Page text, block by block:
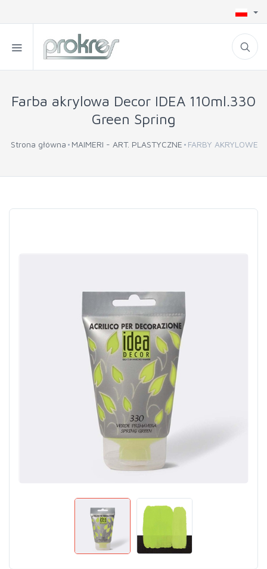
Farba akrylowa Decor IDEA 110ml.330
Green Spring
Strona główna MAIMERI - ART. PLASTYCZNE FARBY AKRYLOWE